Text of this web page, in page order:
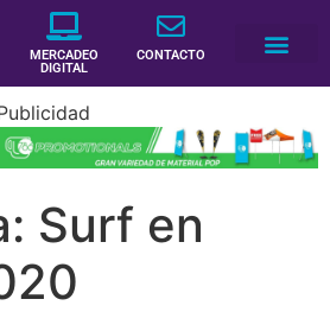
MERCADEO
DIGITAL
CONTACTO
Surf en